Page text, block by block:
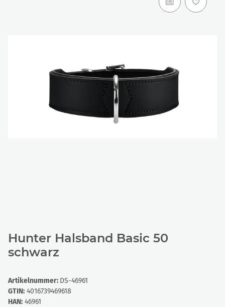
Hunter Halsband Basic 50
schwarz
Artikelnummer: DS-46961
GTIN: 4016739469618
HAN: 46961